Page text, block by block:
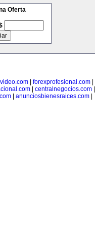
Oferta
forexprofesional.com
centralnegocios.com
anunciosbienesraices.com